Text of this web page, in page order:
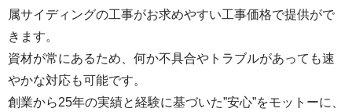
属サイディングの工事がお求めやすい工事価格で提供がで
きます。
資材が常にあるため、何か不具合やトラブルがあっても速
やかな対応も可能です。
創業から25年の実績と経験に基づいた”安心”をモットーに、